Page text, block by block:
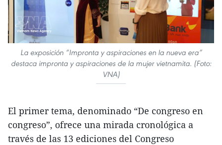
La exposición “Impronta y aspiraciones en la nueva era”
destaca impronta y aspiraciones de la mujer vietnamita. (Foto:
VNA)
El primer tema, denominado “De congreso en
congreso”, ofrece una mirada cronológica a
través de las 13 ediciones del Congreso